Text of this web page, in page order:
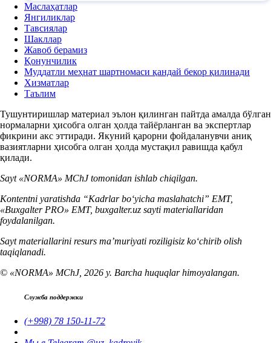
Маслаҳатлар
Янгиликлар
Тавсиялар
Шакллар
Жавоб берамиз
Қонунчилик
Муддатли меҳнат шартномаси қандай бекор қилинади
Хизматлар
Таълим
Тушунтиришлар материал эълон қилинган пайтда амалда бўлган
нормаларни ҳисобга олган ҳолда тайёрланган ва экспертлар
фикрини акс эттиради. Якуний қарорни фойдаланувчи аниқ
вазиятларни ҳисобга олган ҳолда мустақил равишда қабул
қилади.
Sayt «NORMA» MChJ tomonidan ishlab chiqilgan.
Kontentni yaratishda “Kadrlar boʻyicha maslahatchi” EMT,
«Buxgalter PRO» EMT, buxgalter.uz sayti materiallaridan
foydalanilgan.
Sayt materiallarini resurs ma’muriyati roziligisiz koʻchirib olish
taqiqlanadi.
© «NORMA» MChJ, 2026 y. Barcha huquqlar himoyalangan.
Служба поддержки
(+998) 78 150-11-72